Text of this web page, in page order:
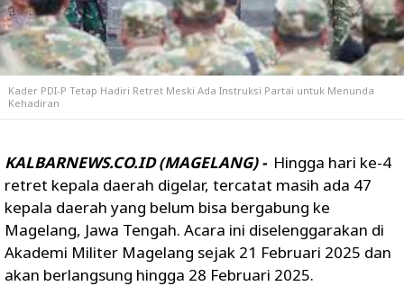
Kader PDI-P Tetap Hadiri Retret Meski Ada Instruksi Partai untuk Menunda
Kehadiran
KALBARNEWS.CO.ID (MAGELANG) - Hingga hari ke-4
retret kepala daerah digelar, tercatat masih ada 47
kepala daerah yang belum bisa bergabung ke
Magelang, Jawa Tengah. Acara ini diselenggarakan di
Akademi Militer Magelang sejak 21 Februari 2025 dan
akan berlangsung hingga 28 Februari 2025.